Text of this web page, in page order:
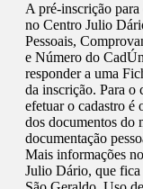
A pré-inscrição para
no Centro Julio
Pessoais,
e Número do
responder a uma
da inscrição. Para o
efetuar o cadastro é
dos documentos do
documentação
Mais informações
Julio Dário, que